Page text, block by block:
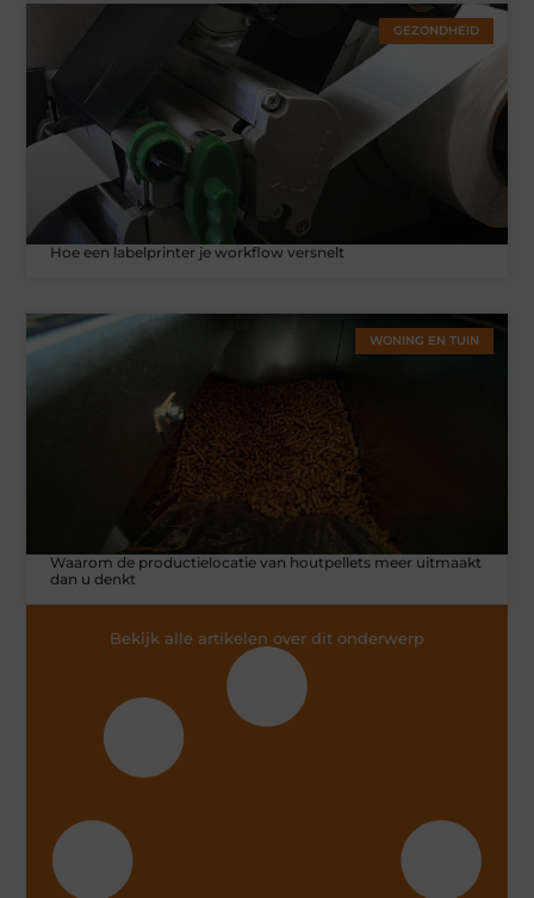
GEZONDHEID
Hoe een labelprinter je workflow versnelt
WONING EN TUIN
Waarom de productielocatie van houtpellets meer uitmaakt
dan u denkt
Bekijk alle artikelen over dit onderwerp